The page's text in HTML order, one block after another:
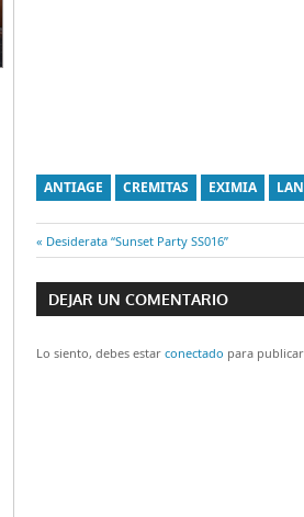
ANTIAGE CREMITAS EXIMIA
Navegación
de
entradas
Entrada
anterior:
Desiderata “Sunset Party SS016”
DEJAR UN COMENTARIO
Lo siento, debes estar conectado para